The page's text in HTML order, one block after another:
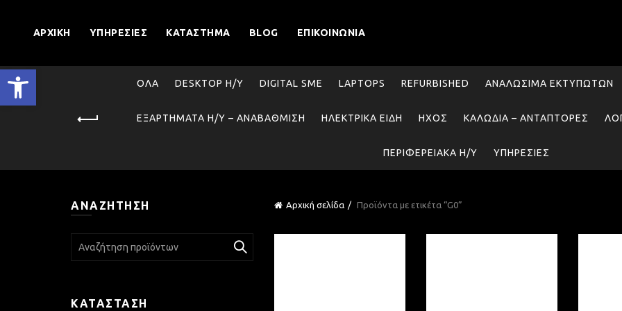
Ανοίξτε τη γραμμή εργαλείων
ΑΡΧΙΚΉ ΥΠΗΡΕΣΊΕΣ ΚΑΤΆΣΤΗΜΑ BLOG ΕΠΙΚΟΙΝΩΝΊΑ
ΌΛΑ DESKTOP Η/Υ DIGITAL SME LAPTOPS REFURBISHED ΑΝΑΛΏΣΙΜΑ ΕΚΤΥΠΩΤΏΝ
ΕΞΑΡΤΉΜΑΤΑ Η/Υ – ΑΝΑΒΆΘΜΙΣΗ ΗΛΕΚΤΡΙΚΆ ΕΊΔΗ ΉΧΟΣ ΚΑΛΏΔΙΑ – ΑΝΤΆΠΤΟΡΕΣ
ΠΕΡΙΦΕΡΕΙΑΚΆ Η/Υ ΥΠΗΡΕΣΊΕΣ
Αρχική σελίδα Προϊόντα με ετικέτα “G0”
ΑΝΑΖΉΤΗΣΗ
Search
ΚΑΤΆΣΤΑΣΗ